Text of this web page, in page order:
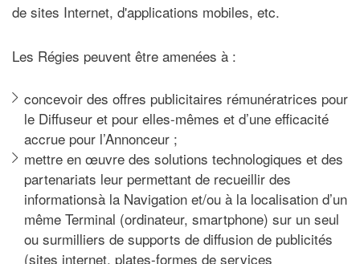
de sites Internet, d'applications mobiles, etc.
Les Régies peuvent être amenées à :
concevoir des offres publicitaires rémunératrices pour
le Diffuseur et pour elles-mêmes et d’une efficacité
accrue pour l’Annonceur ;
mettre en œuvre des solutions technologiques et des
partenariats leur permettant de recueillir des
informationsà la Navigation et/ou à la localisation d’un
même Terminal (ordinateur, smartphone) sur un seul
ou surmilliers de supports de diffusion de publicités
(sites internet, plates-formes de services